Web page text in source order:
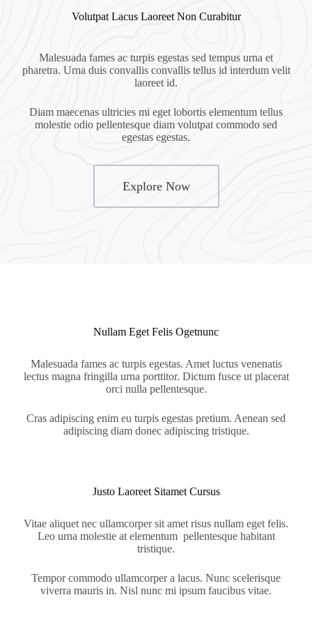
Volutpat Lacus Laoreet Non Curabitur
Malesuada fames ac turpis egestas sed tempus urna et
pharetra. Urna duis convallis convallis tellus id interdum velit
laoreet id.
Diam maecenas ultricies mi eget lobortis elementum tellus
molestie odio pellentesque diam volutpat commodo sed
egestas egestas.
Explore Now
Nullam Eget Felis Ogetnunc
Malesuada fames ac turpis egestas. Amet luctus venenatis
lectus magna fringilla urna porttitor. Dictum fusce ut placerat
orci nulla pellentesque.
Cras adipiscing enim eu turpis egestas pretium. Aenean sed
adipiscing diam donec adipiscing tristique.
Justo Laoreet Sitamet Cursus
Vitae aliquet nec ullamcorper sit amet risus nullam eget felis.
Leo urna molestie at elementum pellentesque habitant
tristique.
Tempor commodo ullamcorper a lacus. Nunc scelerisque
viverra mauris in. Nisl nunc mi ipsum faucibus vitae.